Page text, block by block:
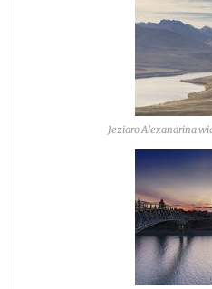
Jezioro Alexandrina